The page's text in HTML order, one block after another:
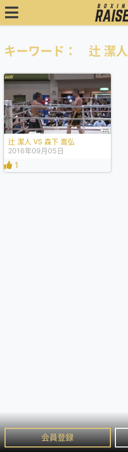
会員登録
キーワード： 辻 潔人
辻 潔人 VS 森下 嵩弘
2016年09月05日
1